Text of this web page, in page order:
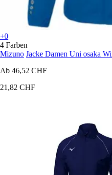
+0
4 Farben
Mizuno Jacke Damen Uni osaka
Ab 46,52 CHF
21,82 CHF